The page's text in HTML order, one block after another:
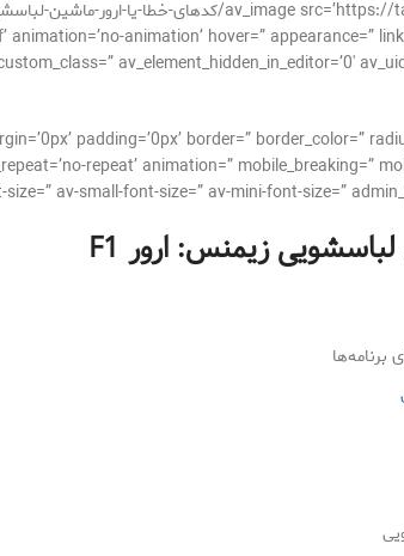
animation=’no-animation’ hover=” appearance=”
av_element_hidden_in_editor=’0′ av_uid=’av-
padding=’0px’ border=” border_color=”
repeat’ animation=” mobile_breaking=”
لباسشویی زيمنس: ارور F1
برنامه‌ها